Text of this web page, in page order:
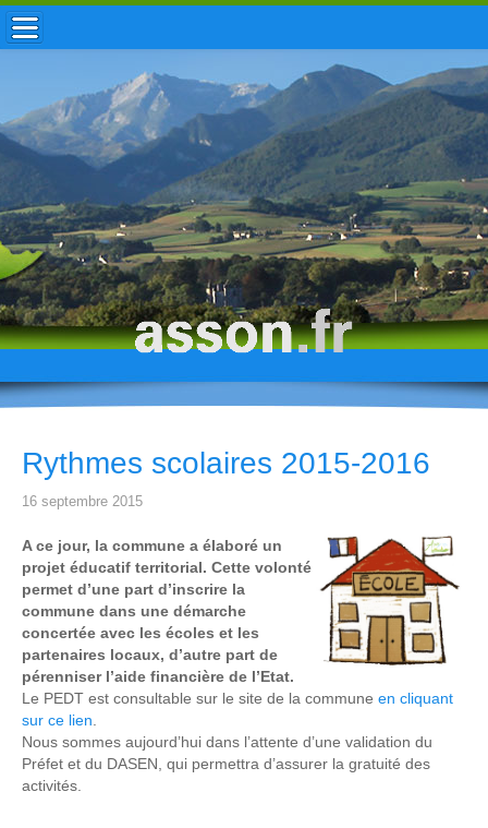
ACCUEIL / INFOS
MUNICIPALITÉ
VIE LOCALE
ENFANCE
TOURISME
HISTOIRE
Rythmes scolaires 2015-2016
16 septembre 2015
A ce jour, la commune a élaboré un
projet éducatif territorial. Cette volonté
permet d’une part d’inscrire la
commune dans une démarche
concertée avec les écoles et les
partenaires locaux, d’autre part de
pérenniser l’aide financière de l’Etat.
Le PEDT est consultable sur le site de la commune en cliquant
sur ce lien
Nous sommes aujourd’hui dans l’attente d’une validation du
Préfet et du DASEN, qui permettra d’assurer la gratuité des
activités.